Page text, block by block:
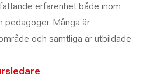
erfarenhet både inom
pedagoger. Många är
och samtliga är utbildade